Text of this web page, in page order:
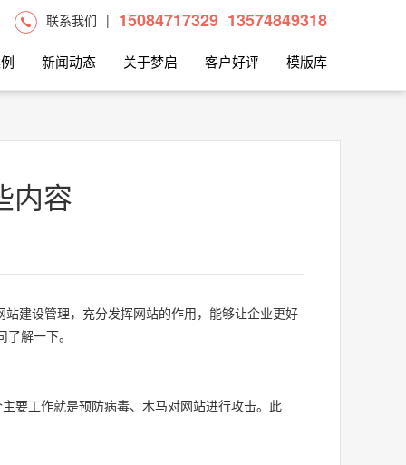
联系我们 | 15084717329 13574849318
新闻动态 关于梦启 客户好评 模版库
内容
建设管理，充分发挥网站的作用，能够让企业更好
解一下。
要工作就是预防病毒、木马对网站进行攻击。此